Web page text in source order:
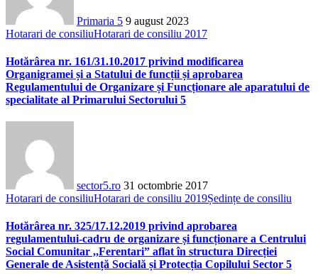
Primaria 5 9 august 2023
Hotarari de consiliuHotarari de consiliu 2017
Hotărârea nr. 161/31.10.2017 privind modificarea
Organigramei și a Statului de funcții și aprobarea
Regulamentului de Organizare și Funcționare ale aparatului de
specialitate al Primarului Sectorului 5
sector5.ro 31 octombrie 2017
Hotarari de consiliuHotarari de consiliu 2019Ședințe de consiliu
Hotărârea nr. 325/17.12.2019 privind aprobarea
regulamentului-cadru de organizare și funcționare a Centrului
Social Comunitar ,,Ferentari” aflat în structura Direcției
Generale de Asistență Socială și Protecția Copilului Sector 5